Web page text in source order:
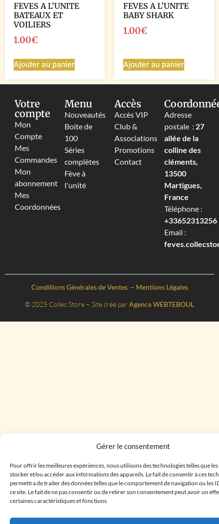
Gérer le consentement
Pour offrir les meilleures expériences, nous utilisons des technologies telles que
stocker et/ou accéder aux informations des appareils. Le fait de consentir à ces
permettra de traiter des données telles que le comportement de navigation ou les
ce site. Le fait de ne pas consentir ou de retirer son consentement peut avoir un
certaines caractéristiques et fonctions.
FEVES A L’UNITE
BATEAUX ET
VOILIERS
1.00€
Ajouter au panier
FEVES A L’UNITE
BABY SHARK
1.00€
Ajouter au panier
Votre
compte
Mon
Compte
Mes
Commandes
Mon
abonnement
Mes
Coordonnées
Menu
Nouveautés
Boite de
100
Séries
complètes
Fève à
l'unité
Accès
Accès VIP
Club &
Associations
Promotions
Contact
Adresse
postale : 27
allée de la
colline des
cléments,
13500
Martigues,
France
Téléphone :
+33652313256‬
Email :
Conditions Générales de Ventes – Mentions Légales
© 2025 Collec Store – Site créé par Agence WEBTEBOUL